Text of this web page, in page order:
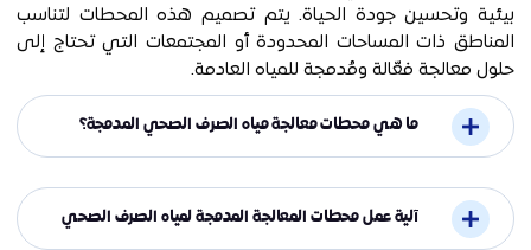
بيئية وتحسين جودة الحياة. يتم تصميم هذه المحطات لتناسب
المناطق ذات المساحات المحدودة أو المجتمعات التي تحتاج إلى
حلول معالجة فعّالة ومُدمجة للمياه العادمة.
ما هي محطات معالجة مياه الصرف الصحي المدمجة؟
آلية عمل محطات المعالجة المدمجة لمياه الصرف الصحي